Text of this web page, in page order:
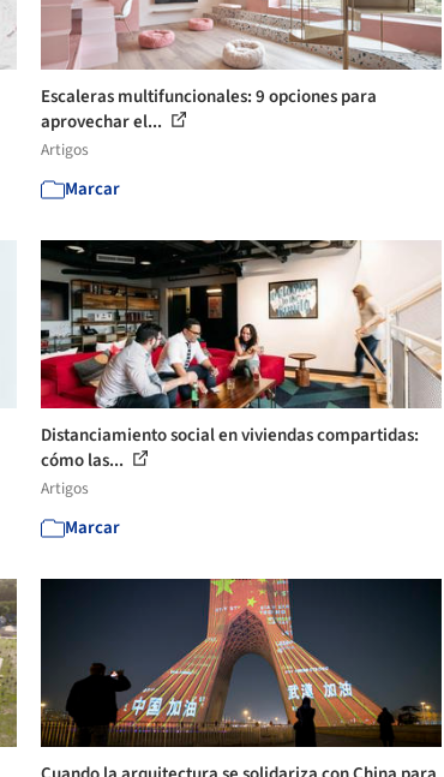
Escaleras multifuncionales: 9 opciones para
aprovechar el...
Artigos
Marcar
Distanciamiento social en viviendas compartidas:
cómo las...
Artigos
Marcar